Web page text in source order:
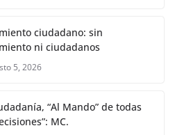
ciudadano: sin
ni ciudadanos
5, 2026
“Al Mando” de todas
MC.